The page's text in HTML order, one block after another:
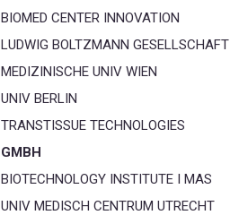
BIOMED CENTER INNOVATION
LUDWIG BOLTZMANN GESELLSCHAFT
MEDIZINISCHE UNIV WIEN
UNIV BERLIN
TRANSTISSUE TECHNOLOGIES
GMBH
BIOTECHNOLOGY INSTITUTE I MAS
UNIV MEDISCH CENTRUM UTRECHT